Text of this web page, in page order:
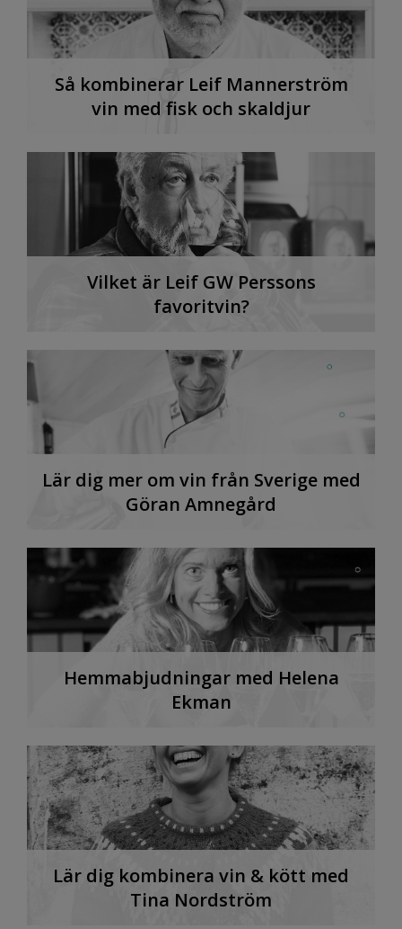
Så kombinerar Leif Mannerström
vin med fisk och skaldjur
Vilket är Leif GW Perssons
favoritvin?
Lär dig mer om vin från Sverige med
Göran Amnegård
Hemmabjudningar med Helena
Ekman
Lär dig kombinera vin & kött med
Tina Nordström